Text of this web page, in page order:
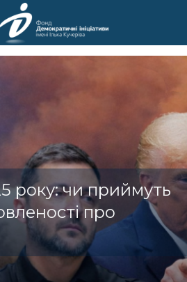
року: чи приймуть
про